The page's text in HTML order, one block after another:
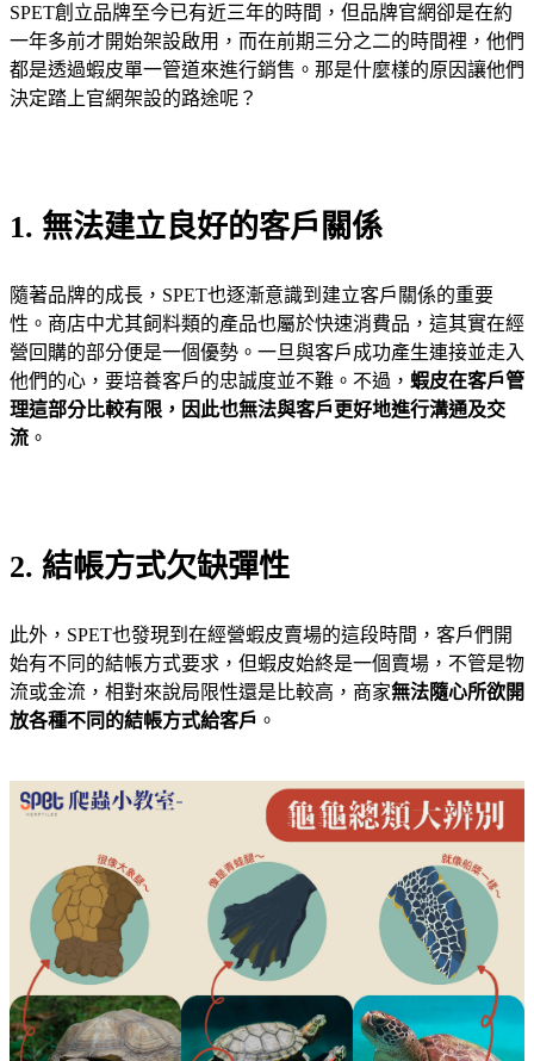
SPET創立品牌至今已有近三年的時間，但品牌官網卻是在約
一年多前才開始架設啟用，而在前期三分之二的時間裡，他們
都是透過蝦皮單一管道來進行銷售。那是什麼樣的原因讓他們
決定踏上官網架設的路途呢？
1. 無法建立良好的客戶關係
隨著品牌的成長，SPET也逐漸意識到建立客戶關係的重要
性。商店中尤其飼料類的產品也屬於快速消費品，這其實在經
營回購的部分便是一個優勢。一旦與客戶成功產生連接並走入
他們的心，要培養客戶的忠誠度並不難。不過， 蝦皮在客戶管
理這部分比較有限，因此也無法與客戶更好地進行溝通及交
流 。
2. 結帳方式欠缺彈性
此外，SPET也發現到在經營蝦皮賣場的這段時間，客戶們開
始有不同的結帳方式要求，但蝦皮始終是一個賣場，不管是物
流或金流，相對來說局限性還是比較高，商家無法隨心所欲開
放各種不同的結帳方式給客戶 。